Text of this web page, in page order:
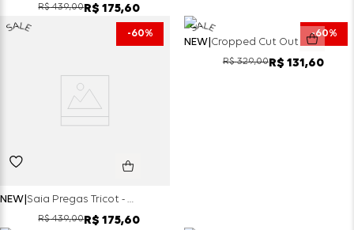
R$ 439,00R$ 175,60
60%
NEW Saia Pregas Tricot - Off White
R$ 439,00R$ 175,60
60%
NEW Cropped Cut Out - Off White
R$ 329,00R$ 131,60